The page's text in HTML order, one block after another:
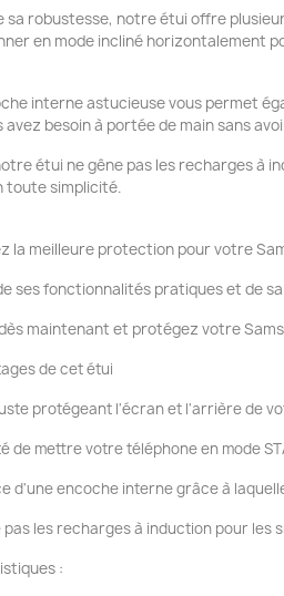
sa robustesse, notre étui offre
en mode incliné horizontalement
interne astucieuse vous permet
avez besoin à portée de main sans
étui ne gêne pas les recharges
toute simplicité.
la meilleure protection pour votre
ses fonctionnalités pratiques et de
maintenant et protégez votre
de cet étui
protégeant l'écran et l'arrière de
de mettre votre téléphone en mode
d'une encoche interne grâce à
pas les recharges à induction pour les
: